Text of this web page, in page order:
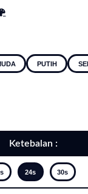
PUTIH
Ketebalan :
24s 30s